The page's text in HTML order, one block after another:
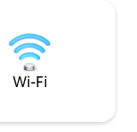
Wi-Fi